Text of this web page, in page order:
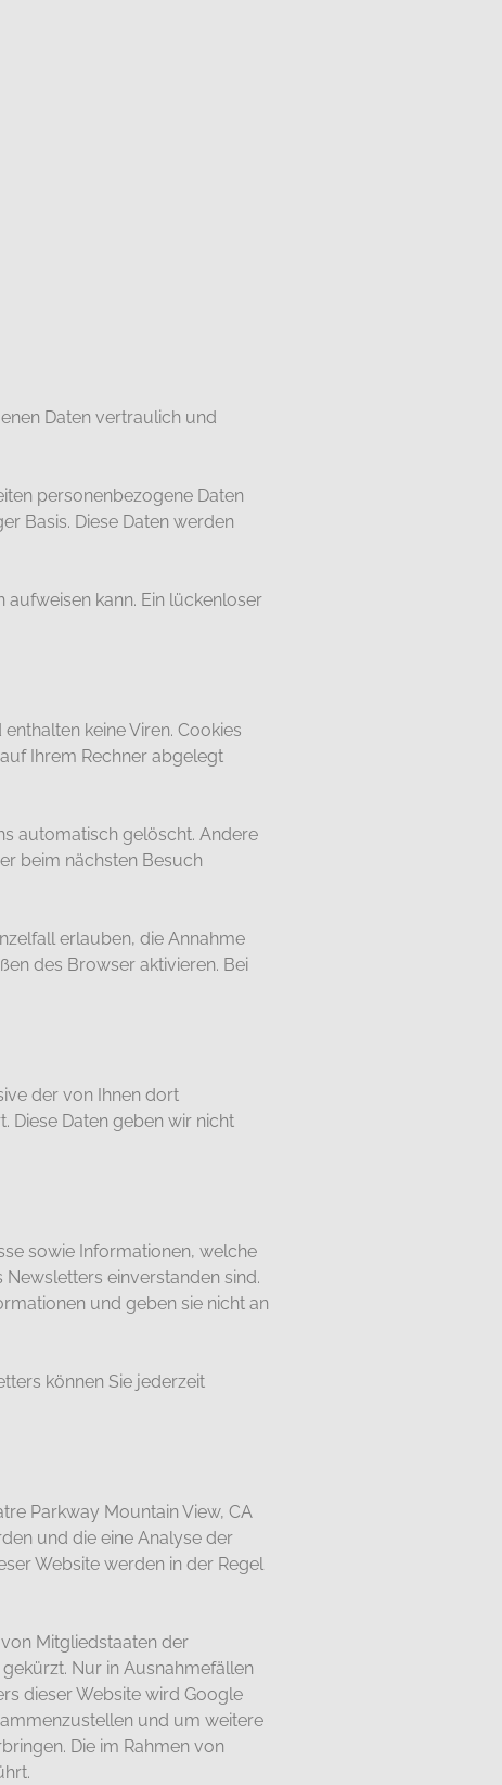
Daten vertraulich und
personenbezogene Daten
Basis. Diese Daten werden
kann. Ein lückenloser
keine Viren. Cookies
Ihrem Rechner abgelegt
automatisch gelöscht. Andere
beim nächsten Besuch
erlauben, die Annahme
des Browser aktivieren. Bei
der von Ihnen dort
Diese Daten geben wir nicht
sowie Informationen, welche
einverstanden sind.
und geben sie nicht an
können Sie jederzeit
Parkway Mountain View, CA
und die eine Analyse der
Website werden in der Regel
Mitgliedstaaten der
Nur in Ausnahmefällen
dieser Website wird Google
und um weitere
Die im Rahmen von